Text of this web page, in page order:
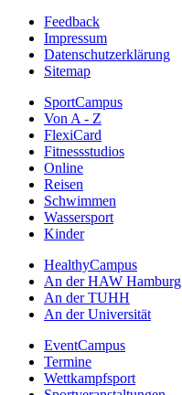
Feedback
Impressum
Datenschutzerklärung
Sitemap
SportCampus
Von A - Z
FlexiCard
Fitnessstudios
Online
Reisen
Schwimmen
Wassersport
Kinder
HealthyCampus
An der HAW Hamburg
An der TUHH
An der Universität
EventCampus
Termine
Wettkampfsport